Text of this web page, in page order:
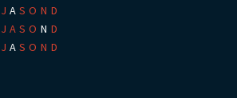
J A S O N D
J A S O N D
J A S O N D